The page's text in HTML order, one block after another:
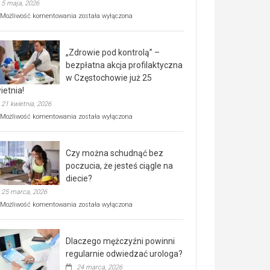
5 maja, 2026
Możliwość komentowania Rusza
rehabilitacji
dla
seniorów!
została wyłączona
„Zdrowie pod kontrolą” –
bezpłatna akcja profilaktyczna
w Częstochowie już 25
21 kwietnia, 2026
Możliwość komentowania „Zdrowie
bezpłatna
akcja
profilaktyczna
w
już
kwietnia!
została wyłączona
Czy można schudnąć bez
poczucia, że jesteś ciągle na
diecie?
25 marca, 2026
Możliwość komentowania Czy
poczucia,
że
została wyłączona
Dlaczego mężczyźni powinni
regularnie odwiedzać urologa?
24 marca, 2026